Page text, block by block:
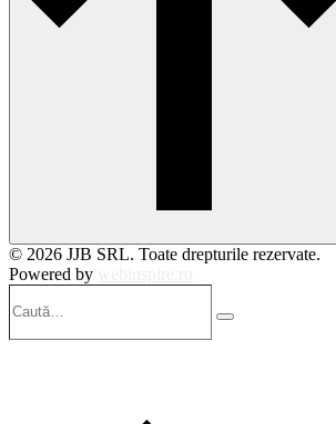
© 2026 JJB SRL. Toate drepturile rezervate.
Powered by
Search